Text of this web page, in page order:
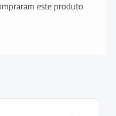
este produto